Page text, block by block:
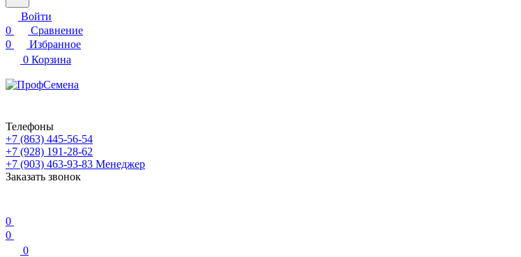
Войти
0
Сравнение
0
Избранное
0 Корзина
Телефоны
+7 (863) 445-56-54
+7 (928) 191-28-62
+7 (903) 463-93-83 Менеджер
Заказать звонок
0
0
0